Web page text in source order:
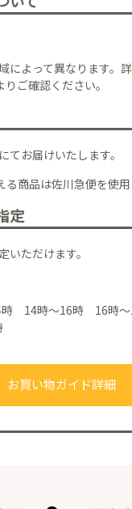
によって異なります。
りご確認ください。
てお届けいたします。
商品は佐川急便を使用
定
いただけます。
14時～16時 16時
お買い物ガイド詳細